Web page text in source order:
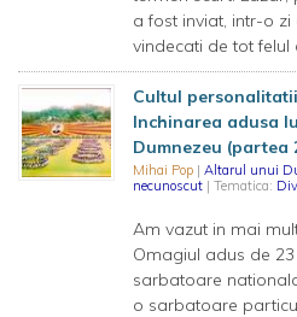
a fost inviat, intr-o
vindecati de tot felul
Cultul
Inchinarea adusa
Dumnezeu (partea
Mihai Pop | Altarul unui
necunoscut | Tematica:
Am vazut in mai
Omagiul adus de
sarbatoare
o sarbatoare